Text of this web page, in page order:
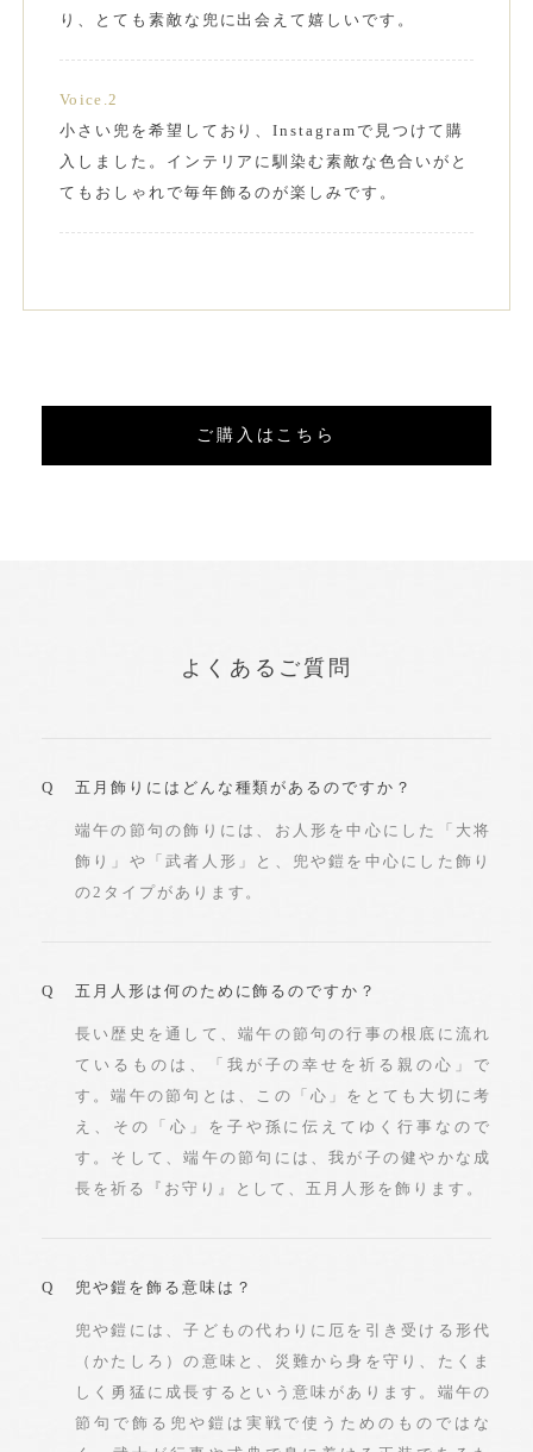
り、とても素敵な兜に出会えて嬉しいです。
Voice.2
小さい兜を希望しており、Instagramで見つけて購
入しました。インテリアに馴染む素敵な色合いがと
てもおしゃれで毎年飾るのが楽しみです。
ご購入はこちら
よくあるご質問
五月飾りにはどんな種類があるのですか？
端午の節句の飾りには、お人形を中心にした「大将
飾り」や「武者人形」と、兜や鎧を中心にした飾り
の2タイプがあります。
五月人形は何のために飾るのですか？
長い歴史を通して、端午の節句の行事の根底に流れ
ているものは、「我が子の幸せを祈る親の心」で
す。端午の節句とは、この「心」をとても大切に考
え、その「心」を子や孫に伝えてゆく行事なので
す。そして、端午の節句には、我が子の健やかな成
長を祈る『お守り』として、五月人形を飾ります。
兜や鎧を飾る意味は？
兜や鎧には、子どもの代わりに厄を引き受ける形代
（かたしろ）の意味と、災難から身を守り、たくま
しく勇猛に成長するという意味があります。端午の
節句で飾る兜や鎧は実戦で使うためのものではな